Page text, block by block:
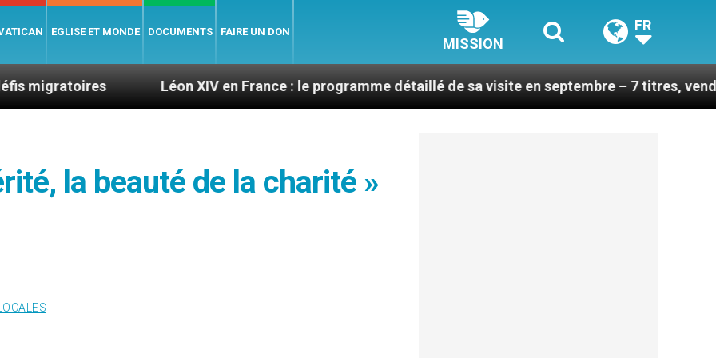
EGLISE ET MONDE DOCUMENTS FAIRE UN DON
MISSION
FR
Léon XIV en France : le programme détaillé de sa visite en septembre – 7 titres, vendredi 7
la beauté de la charité »